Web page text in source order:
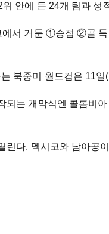
안에 든 24개 팀과 성
에서 거둔 ①승점 ②골
북중미 월드컵은 11
되는 개막식엔 콜롬비
린다. 멕시코와 남아공